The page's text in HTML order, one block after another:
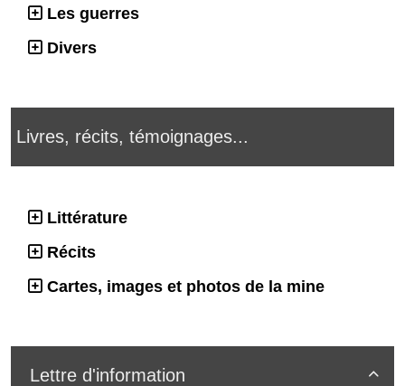
Les guerres
Divers
Livres, récits, témoignages...
Littérature
Récits
Cartes, images et photos de la mine

Lettre d'information